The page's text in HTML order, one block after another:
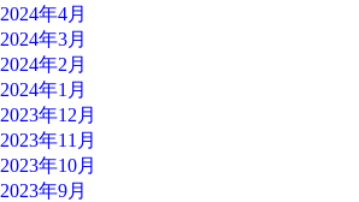
2024年4月
2024年3月
2024年2月
2024年1月
2023年12月
2023年11月
2023年10月
2023年9月